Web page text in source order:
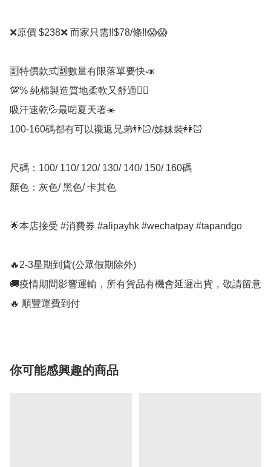
❌原價️ $238❌️ 而家只需‼️$78/條‼️😱😱
🈹️特價款式🈹️️數量有限落單要快📣
💯% 純棉製造質地柔軟又舒適👍🏻
吸汗速乾💦最啱夏天著☀️
100-160碼都有可以襯返兄弟👬🏻/姊妹裝👭🏻
尺碼：100/ 110/ 120/ 130/ 140/ 150/ 160碼
顏色：灰色/ 黑色/ 卡其色
🌟本店接受 #消費券 #alipayhk #wechatpay #tapandgo
🔥2-3星期到貨(公眾假期除外)
🚚疫情期間影響運輸，所有貨品有機會延遲出貨，敬請留意
🔥 順豐運費到付
你可能感興趣的商品